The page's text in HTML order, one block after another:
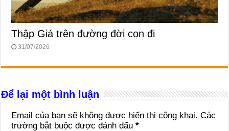
Thập Giá trên đường đời con đi
31/07/2026
Để lại một bình luận
Email của bạn sẽ không được hiển thị công khai. Các
trường bắt buộc được đánh dấu*